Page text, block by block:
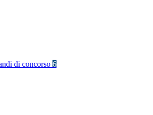
di concorso 6